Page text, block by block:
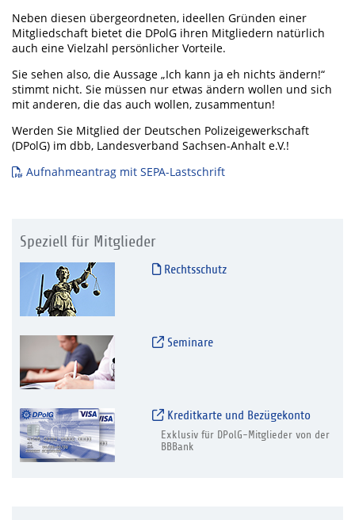
Neben diesen übergeordneten, ideellen Gründen einer
Mitgliedschaft bietet die DPolG ihren Mitgliedern natürlich
auch eine Vielzahl persönlicher Vorteile.
Sie sehen also, die Aussage „Ich kann ja eh nichts ändern!“
stimmt nicht. Sie müssen nur etwas ändern wollen und sich
mit anderen, die das auch wollen, zusammentun!
Werden Sie Mitglied der Deutschen Polizeigewerkschaft
(DPolG) im dbb, Landesverband Sachsen-Anhalt e.V.!
Aufnahmeantrag mit SEPA-Lastschrift
Speziell für Mitglieder
Rechtsschutz
Seminare
Kreditkarte und Bezügekonto
Exklusiv für DPolG-Mitglieder von der
BBBank